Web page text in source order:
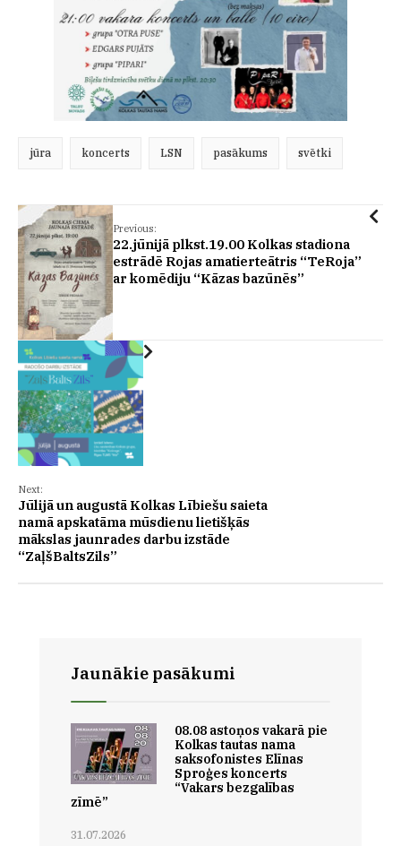
jūra koncerts LSN pasākums svētki
Previous:
22.jūnijā plkst.19.00 Kolkas stadiona
estrādē Rojas amatierteātris “TeRoja”
ar komēdiju “Kāzas bazūnēs”
Next:
Jūlijā un augustā Kolkas Lībiešu saieta
namā apskatāma mūsdienu lietišķās
mākslas jaunrades darbu izstāde
“ZaļšBaltsZils”
Jaunākie pasākumi
08.08 astoņos vakarā pie
Kolkas tautas nama
saksofonistes Elīnas
Sproģes koncerts
“Vakars bezgalības
zīmē”
31.07.2026